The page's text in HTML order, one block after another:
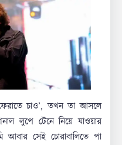
চাও’, তখন তা আসলে
লুপে টেনে নিয়ে যাওয়ার
আবার সেই চোরাবালিতে পা